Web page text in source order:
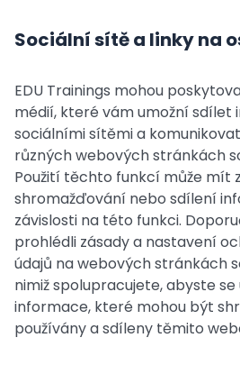
Sociální sítě a linky na
EDU Trainings mohou
médií, které vám umožní sdílet
sociálními sítěmi a komunikovat
různých webových stránkách
Použití těchto funkcí může mít
shromažďování nebo sdílení
závislosti na této funkci.
prohlédli zásady a nastavení
údajů na webových stránkách
nimiž spolupracujete, abyste se
informace, které mohou být
používány a sdíleny těmito